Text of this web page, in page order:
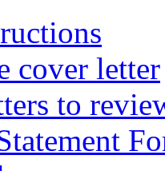
cover letter
to